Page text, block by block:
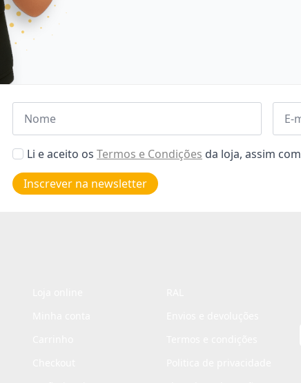
Nome Email
Aceitar
de
privacidade
Li e aceito os Termos e Condições da loja, assim
Inscrever na newsletter